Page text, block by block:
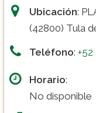
Ubicación:
(42800) Tula
Teléfono: +52
Horario:
No disponible